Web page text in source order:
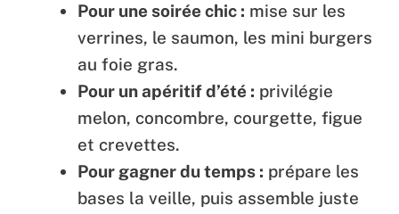
Pour une soirée chic : mise sur les
verrines, le saumon, les mini burgers
au foie gras.
Pour un apéritif d’été : privilégie
melon, concombre, courgette, figue
et crevettes.
Pour gagner du temps : prépare les
bases la veille, puis assemble juste